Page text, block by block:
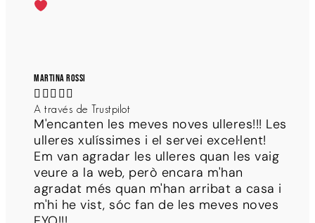
Martina Rossi
    
A través de Trustpilot
M'encanten les meves noves ulleres!!! Les
ulleres xulíssimes i el servei excel·lent!
Em van agradar les ulleres quan les vaig
veure a la web, però encara m'han
agradat més quan m'han arribat a casa i
m'hi he vist, sóc fan de les meves noves